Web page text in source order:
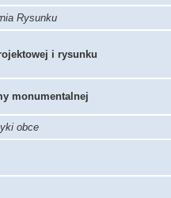
Rysunku
i rysunku
monumentalnej
obce